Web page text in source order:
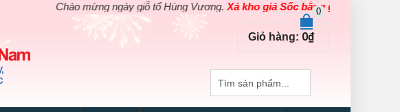
Chào mừng ngày giỗ tổ Hùng Vương.Xả kho giá Sốc bằng giá Gốccho các sản phẩm
0
Giỏ hàng: 0₫